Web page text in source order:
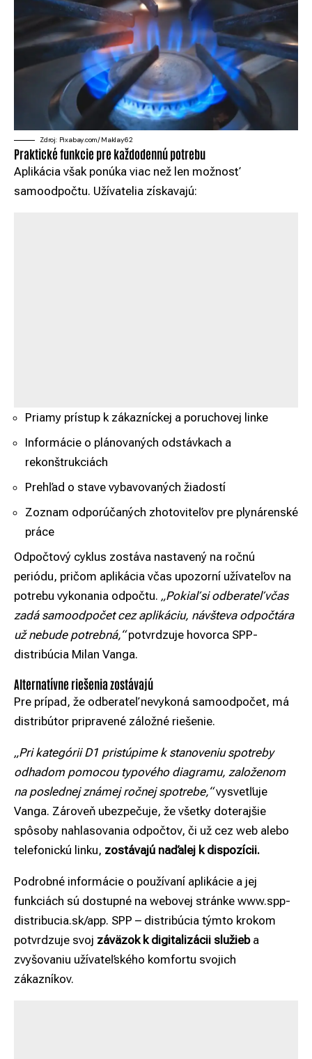
Zdroj: Pixabay.com/Maklay62
Praktické funkcie pre každodennú potrebu
Aplikácia však ponúka viac než len možnosť
samoodpočtu. Užívatelia získavajú:
Priamy prístup k zákazníckej a poruchovej linke
Informácie o plánovaných odstávkach a
rekonštrukciách
Prehľad o stave vybavovaných žiadostí
Zoznam odporúčaných zhotoviteľov pre plynárenské
práce
Odpočtový cyklus zostáva nastavený na ročnú
periódu, pričom aplikácia včas upozorní užívateľov na
potrebu vykonania odpočtu. „Pokiaľ si odberateľ včas
zadá samoodpočet cez aplikáciu, návšteva odpočtára
už nebude potrebná,“potvrdzuje hovorca SPP-
distribúcia Milan Vanga.
Alternatívne riešenia zostávajú
Pre prípad, že odberateľ nevykoná samoodpočet, má
distribútor pripravené záložné riešenie.
„Pri kategórii D1 pristúpime k stanoveniu spotreby
odhadom pomocou typového diagramu, založenom
na poslednej známej ročnej spotrebe,“vysvetľuje
Vanga. Zároveň ubezpečuje, že všetky doterajšie
spôsoby nahlasovania odpočtov, či už cez web alebo
telefonickú linku, zostávajú naďalej k dispozícii.
Podrobné informácie o používaní aplikácie a jej
funkciách sú dostupné na webovej stránke www.spp-
distribucia.sk/app. SPP – distribúcia týmto krokom
potvrdzuje svoj záväzok k digitalizácii služieba
zvyšovaniu užívateľského komfortu svojich
zákazníkov.